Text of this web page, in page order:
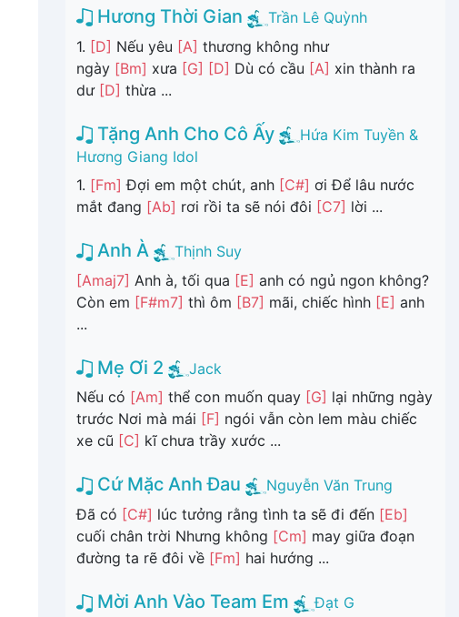
Hương Thời Gian
Trần Lê Quỳnh
1. [D] Nếu yêu [A] thương không như
ngày [Bm] xưa [G] [D] Dù có cầu [A] xin thành ra
dư [D] thừa ...
Tặng Anh Cho Cô Ấy
Hứa Kim Tuyền &
Hương Giang Idol
1. [Fm] Đợi em một chút, anh [C#] ơi Để lâu nước
mắt đang [Ab] rơi rồi ta sẽ nói đôi [C7] lời ...
Anh À
Thịnh Suy
[Amaj7] Anh à, tối qua [E] anh có ngủ ngon không?
Còn em [F#m7] thì ôm [B7] mãi, chiếc hình [E] anh
...
Mẹ Ơi 2
Jack
Nếu có [Am] thể con muốn quay [G] lại những ngày
trước Nơi mà mái [F] ngói vẫn còn lem màu chiếc
xe cũ [C] kĩ chưa trầy xước ...
Cứ Mặc Anh Đau
Nguyễn Văn Trung
Đã có [C#] lúc tưởng rằng tình ta sẽ đi đến [Eb]
cuối chân trời Nhưng không [Cm] may giữa đoạn
đường ta rẽ đôi về [Fm] hai hướng ...
Mời Anh Vào Team Em Đạt G